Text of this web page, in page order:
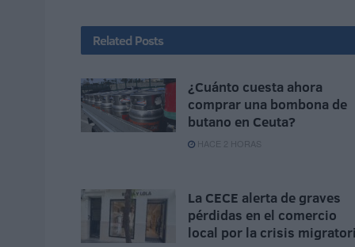
Related Posts
¿Cuánto cuesta ahora
comprar una bombona de
butano en Ceuta?
HACE 2 HORAS
La CECE alerta de graves
pérdidas en el comercio
local por la crisis